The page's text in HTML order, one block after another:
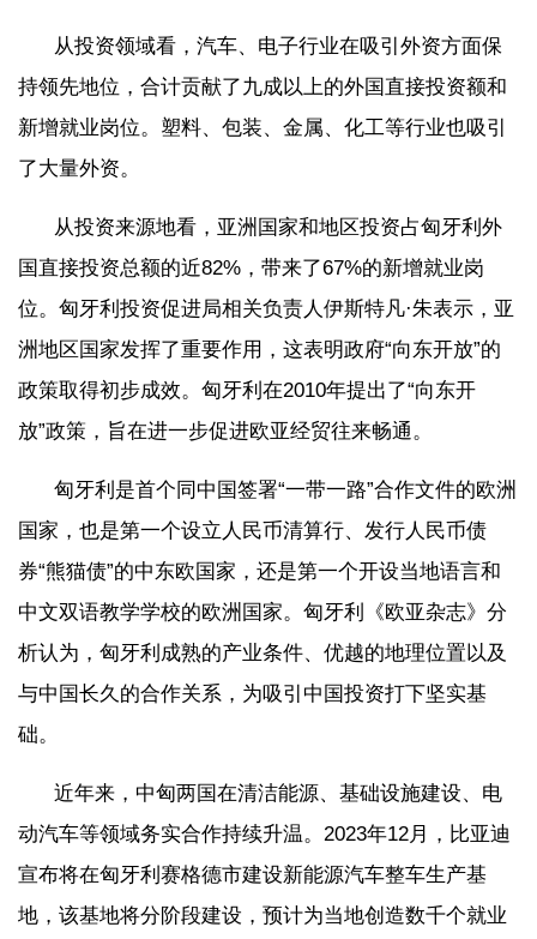
从投资领域看，汽车、电子行业在吸引外资方面保
持领先地位，合计贡献了九成以上的外国直接投资额和
新增就业岗位。塑料、包装、金属、化工等行业也吸引
了大量外资。
从投资来源地看，亚洲国家和地区投资占匈牙利外
国直接投资总额的近82%，带来了67%的新增就业岗
位。匈牙利投资促进局相关负责人伊斯特凡·朱表示，亚
洲地区国家发挥了重要作用，这表明政府“向东开放”的
政策取得初步成效。匈牙利在2010年提出了“向东开
放”政策，旨在进一步促进欧亚经贸往来畅通。
匈牙利是首个同中国签署“一带一路”合作文件的欧洲
国家，也是第一个设立人民币清算行、发行人民币债
券“熊猫债”的中东欧国家，还是第一个开设当地语言和
中文双语教学学校的欧洲国家。匈牙利《欧亚杂志》分
析认为，匈牙利成熟的产业条件、优越的地理位置以及
与中国长久的合作关系，为吸引中国投资打下坚实基
础。
近年来，中匈两国在清洁能源、基础设施建设、电
动汽车等领域务实合作持续升温。2023年12月，比亚迪
宣布将在匈牙利赛格德市建设新能源汽车整车生产基
地，该基地将分阶段建设，预计为当地创造数千个就业